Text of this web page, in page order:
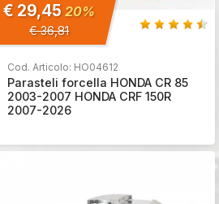
€ 29,4520%
€ 36,81
Cod. Articolo: HO04612
Parasteli forcella HONDA CR 85
2003-2007 HONDA CRF 150R
2007-2026